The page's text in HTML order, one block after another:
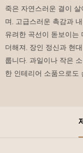
죽은 자연스러운 결이
며, 고급스러운 촉감과
유려한 곡선이 돋보이는
더해져, 장인 정신과 현
룹니다. 과일이나 작은
한 인테리어 소품으로도